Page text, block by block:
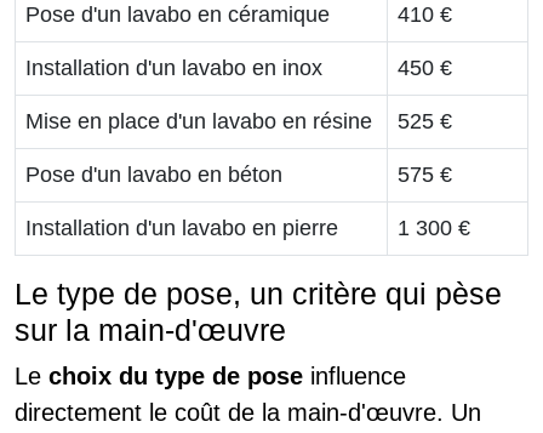
Pose d'un lavabo en céramique 410 €
Installation d'un lavabo en inox 450 €
Mise en place d'un lavabo en résine 525 €
Pose d'un lavabo en béton 575 €
Installation d'un lavabo en pierre 1 300 €
Le type de pose, un critère qui pèse
sur la main-d'œuvre
Le choix du type de pose influence
directement le coût de la main-d'œuvre. Un